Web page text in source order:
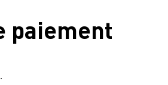
paiement